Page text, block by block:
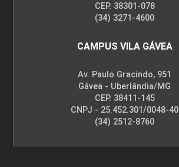
CEP. 38301-078
(34) 3271-4600
CAMPUS VILA GÁVEA
Av. Paulo Gracindo, 951
Gávea - Uberlândia/MG
CEP. 38411-145
CNPJ - 25.452.301/0048-40
(34) 2512-8760